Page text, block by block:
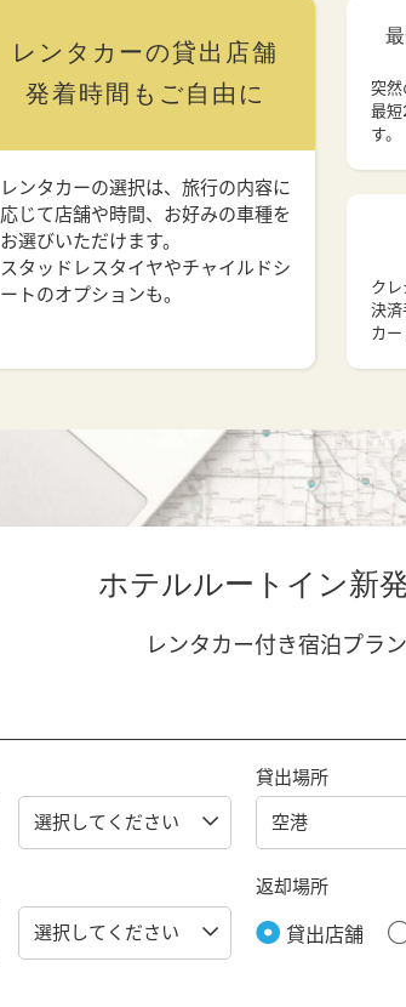
レンタカーの貸出店舗
発着時間もご自由に
レンタカーの選択は、旅行の内容に
応じて店舗や時間、お好みの車種を
お選びいただけます。
スタッドレスタイヤやチャイルドシ
ートのオプションも。
突然
最短
す。
ク
決済
カー
ホテルルートイン新
レンタカー付き宿泊プラ
貸出場所
返却場所
貸出店舗